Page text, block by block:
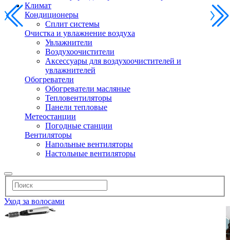
Климат
Кондиционеры
Сплит системы
Очистка и увлажнение воздуха
Увлажнители
Воздухоочистители
Аксессуары для воздухоочистителей и
увлажнителей
Обогреватели
Обогреватели масляные
Тепловентиляторы
Панели тепловые
Метеостанции
Погодные станции
Вентиляторы
Напольные вентиляторы
Настольные вентиляторы
Уход за волосами